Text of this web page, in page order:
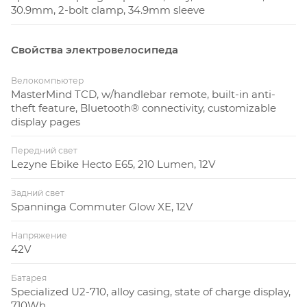
30.9mm, 2-bolt clamp, 34.9mm sleeve
Свойства электровелосипеда
Велокомпьютер
MasterMind TCD, w/handlebar remote, built-in anti-
theft feature, Bluetooth® connectivity, customizable
display pages
Передний свет
Lezyne Ebike Hecto E65, 210 Lumen, 12V
Задний свет
Spanninga Commuter Glow XE, 12V
Напряжение
42V
Батарея
Specialized U2-710, alloy casing, state of charge display,